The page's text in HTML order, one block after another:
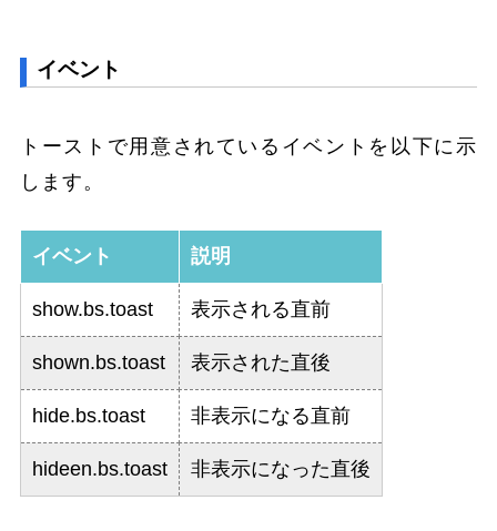
イベント
トーストで用意されているイベントを以下に示
します。
イベント 説明
show.bs.toast 表示される直前
shown.bs.toast 表示された直後
hide.bs.toast 非表示になる直前
hideen.bs.toast 非表示になった直後